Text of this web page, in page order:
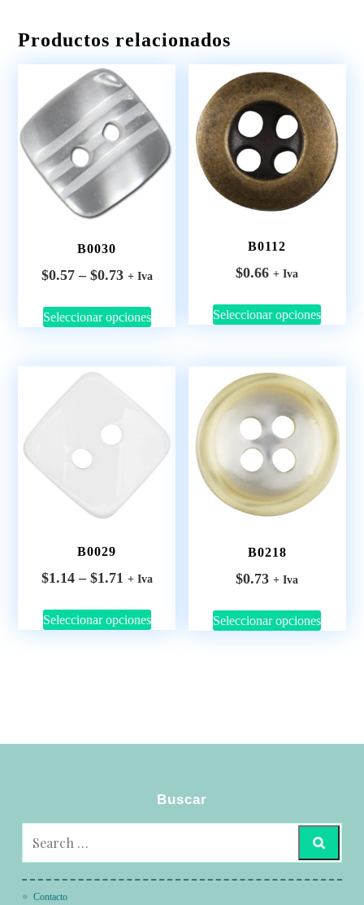
Productos relacionados
B0030
$0.57 – $0.73 + Iva
Seleccionar opciones
B0112
$0.66 + Iva
Seleccionar opciones
B0029
$1.14 – $1.71 + Iva
Seleccionar opciones
B0218
$0.73 + Iva
Seleccionar opciones
Buscar
Contacto